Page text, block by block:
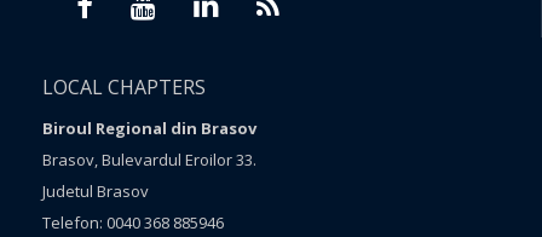
LOCAL CHAPTERS
Biroul Regional din Brasov
Brasov, Bulevardul Eroilor 33.
Judetul Brasov
Telefon: 0040 368 885946